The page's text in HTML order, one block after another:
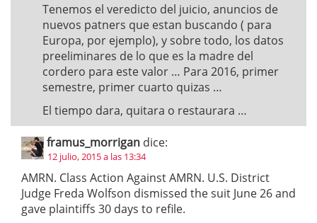
Tenemos el veredicto del juicio, anuncios de
nuevos patners que estan buscando ( para
Europa, por ejemplo), y sobre todo, los datos
preeliminares de lo que es la madre del
cordero para este valor … Para 2016, primer
semestre, primer cuarto quizas …
El tiempo dara, quitara o restaurara …
framus_morrigan dice:
12 julio, 2015 a las 13:34
AMRN. Class Action Against AMRN. U.S. District
Judge Freda Wolfson dismissed the suit June 26 and
gave plaintiffs 30 days to refile.